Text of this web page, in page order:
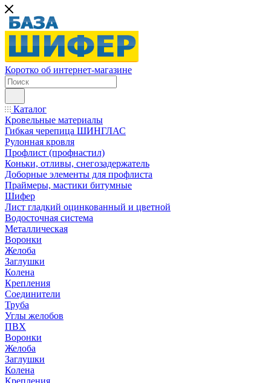
Коротко об интернет-магазине
Каталог
Кровельные материалы
Гибкая черепица ШИНГЛАС
Рулонная кровля
Профлист (профнастил)
Коньки, отливы, снегозадержатель
Доборные элементы для профлиста
Праймеры, мастики битумные
Шифер
Лист гладкий оцинкованный и цветной
Водосточная система
Металлическая
Воронки
Желоба
Заглушки
Колена
Крепления
Соединители
Труба
Углы желобов
ПВХ
Воронки
Желоба
Заглушки
Колена
Крепления